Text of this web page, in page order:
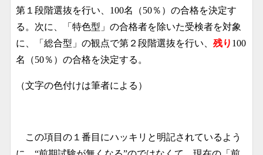
第１段階選抜を行い、100名（50％）の合格を決定す
る。次に、「特色型」の合格者を除いた受検者を対象
に、「総合型」の観点で第２段階選抜を行い、 残り 100
名（50％）の合格を決定する。
（文字の色付けは筆者による）
この項目の１番目にハッキリと明記されているよう